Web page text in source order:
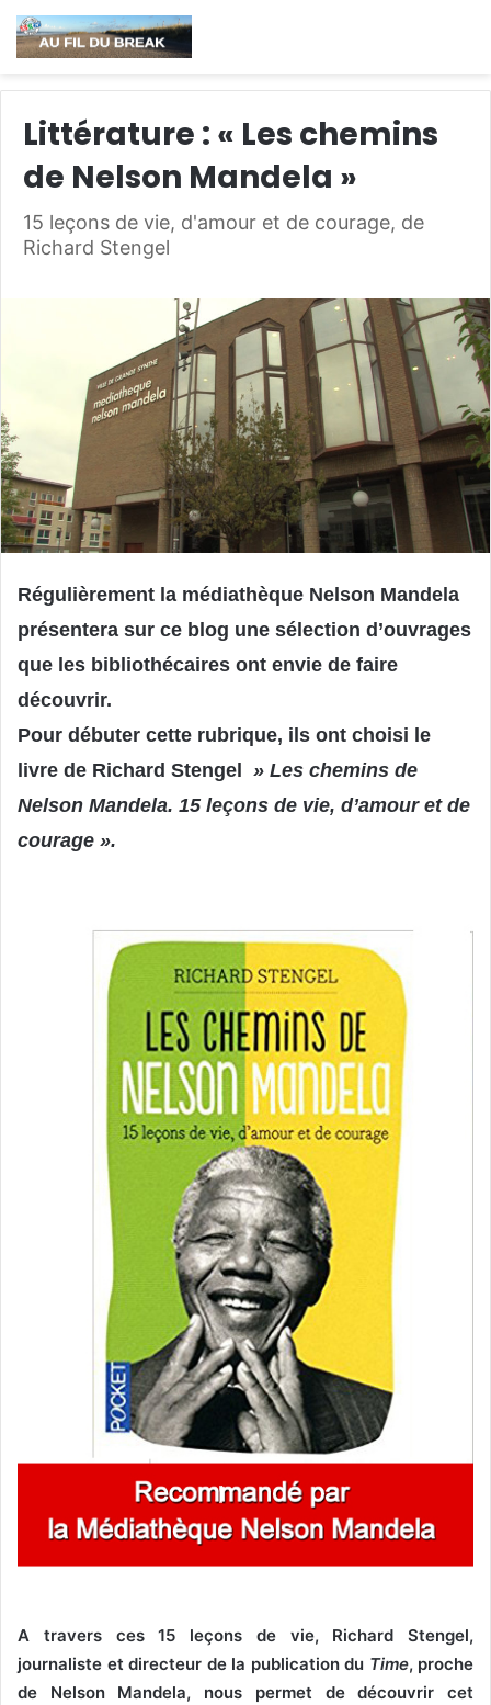
Littérature : « Les chemins
de Nelson Mandela »
15 leçons de vie, d'amour et de courage, de
Richard Stengel
Régulièrement la médiathèque Nelson Mandela
présentera sur ce blog une sélection d’ouvrages
que les bibliothécaires ont envie de faire
découvrir.
Pour débuter cette rubrique, ils ont choisi le
livre de Richard Stengel » Les chemins de
Nelson Mandela. 15 leçons de vie, d’amour et de
courage ».
A travers ces 15 leçons de vie, Richard Stengel,
journaliste et directeur de la publication du Time, proche
de Nelson Mandela, nous permet de découvrir cet